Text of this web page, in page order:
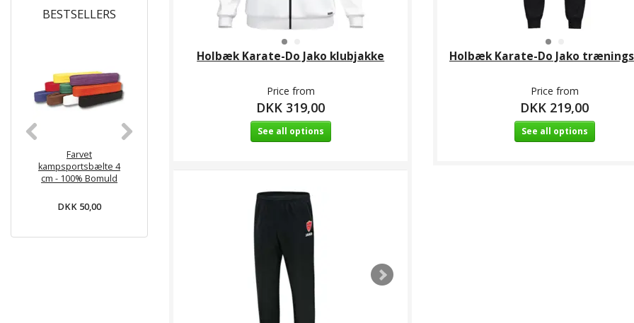
BESTSELLERS
Farvet
kampsportsbælte 4
cm - 100% Bomuld
DKK 50,00
- Bomuld
DKK 59,00
Holbæk Karate-Do Jako klubjakke
Price from
DKK 319,00
See all options
Holbæk Karate-Do Jako
Price from
DKK 219,00
See all options